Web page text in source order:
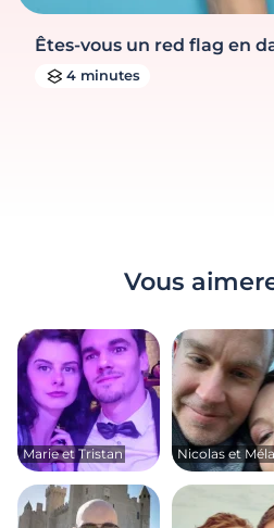
Êtes-vous un red flag en
4 minutes
Vous
Marie et Tristan Nicolas et